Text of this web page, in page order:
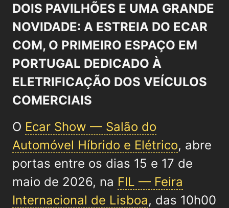
DOIS PAVILHÕES E UMA GRANDE
NOVIDADE: A ESTREIA DO ECAR
COM, O PRIMEIRO ESPAÇO EM
PORTUGAL DEDICADO À
ELETRIFICAÇÃO DOS VEÍCULOS
COMERCIAIS
O Ecar Show — Salão do
Automóvel Híbrido e Elétrico, abre
portas entre os dias 15 e 17 de
maio de 2026, na FIL — Feira
Internacional de Lisboa, das 10h00